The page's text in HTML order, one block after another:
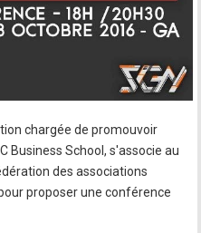
chargée de promouvoir
Business School, s'associe au
des associations
proposer une conférence